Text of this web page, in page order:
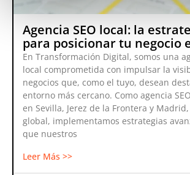
Agencia SEO local: la
para posicionar tu negocio
En Transformación Digital, somos una
local comprometida con impulsar la
negocios que, como el tuyo, desean
entorno más cercano. Como agencia
en Sevilla, Jerez de la Frontera y
global, implementamos estrategias
que nuestros
Leer Más >>